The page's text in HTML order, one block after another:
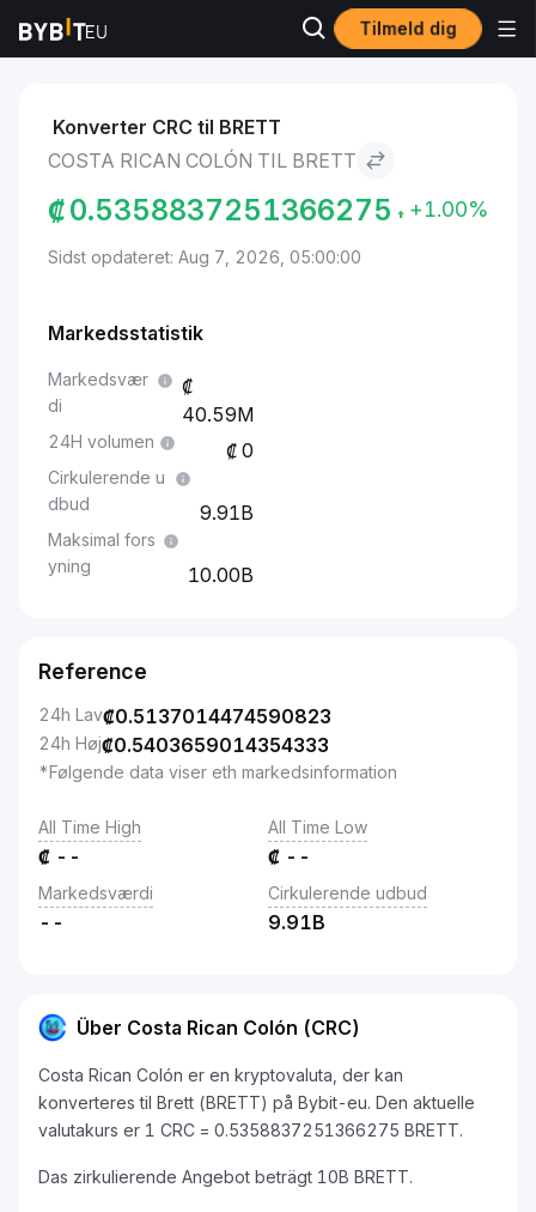
Tilmeld dig
Markeder Costa Rican Colón to Brett
Konverter CRC til BRETT
COSTA RICAN COLÓN TIL BRETT
₡0.5358837251366275 +1.00%
Sidst opdateret: Aug 7, 2026, 05:00:00
Markedsstatistik
Markedsvær
di
40.59M
24H volumen 0
Cirkulerende u
dbud
9.91B
Maksimal fors
yning
10.00B
Reference
24h Lav₡0.5137014474590823
24h Høj₡0.5403659014354333
*Følgende data viser eth markedsinformation
All Time High
₡ --
All Time Low
₡ --
Markedsværdi
--
Cirkulerende udbud
9.91B
Über Costa Rican Colón (CRC)
Costa Rican Colón er en kryptovaluta, der kan
konverteres til Brett (BRETT) på Bybit-eu. Den aktuelle
valutakurs er 1 CRC = 0.5358837251366275 BRETT.
Das zirkulierende Angebot beträgt 10B BRETT.